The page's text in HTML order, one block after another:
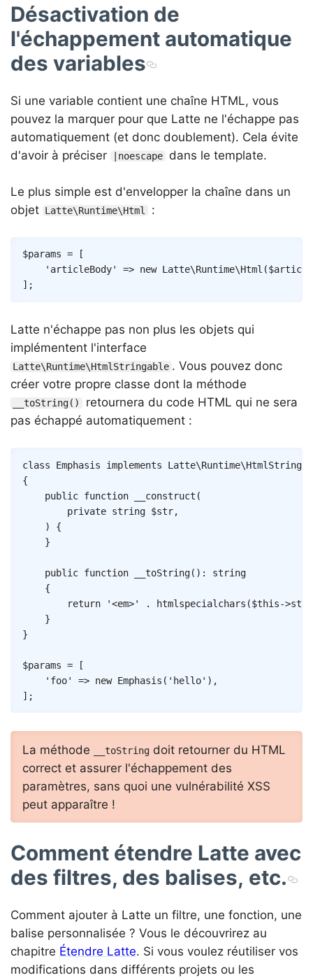
Désactivation de
l'échappement automatique
des variables
Si une variable contient une chaîne HTML, vous
pouvez la marquer pour que Latte ne l'échappe pas
automatiquement (et donc doublement). Cela évite
d'avoir à préciser
|noescape dans le template.
Le plus simple est d'envelopper la chaîne dans un
objet Latte\Runtime\Html :
$params =
[
'articleBody'
=> new Latte\Runtime\Html ($article
] ;
Latte n'échappe pas non plus les objets qui
implémentent l'interface
Latte\Runtime\HtmlStringable . Vous pouvez donc
créer votre propre classe dont la méthode
__toString()
retournera du code HTML qui ne sera
pas échappé automatiquement :
class Emphasis implements Latte\Runtime\
{
public function __construct (
private string $str,
)
{
}
public function __toString( ) :
string
{
return
'<em>' . htmlspecialchars ($this->str
}
}
$params =
[
'foo'
=> new Emphasis ( 'hello' ) ,
] ;
Copy
La méthode __toString doit retourner du HTML
correct et assurer l'échappement des
paramètres, sans quoi une vulnérabilité XSS
peut apparaître !
Comment étendre Latte avec
des filtres, des balises, etc.
Comment ajouter à Latte un filtre, une fonction, une
balise personnalisée ? Vous le découvrirez au
chapitre Étendre Latte. Si vous voulez réutiliser vos
modifications dans différents projets ou les